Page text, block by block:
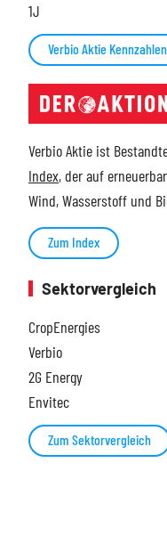
1J
Verbio Aktie
Verbio Aktie ist
Index, der auf
Wind, Wasserstoff und
Zum Index
Sektorvergleich
CropEnergies
Verbio
2G Energy
Envitec
Zum Sektorvergleich